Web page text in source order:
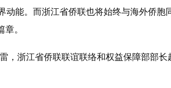
动能。而浙江省侨联也将始终与海外侨
。
浙江省侨联联谊联络和权益保障部部长